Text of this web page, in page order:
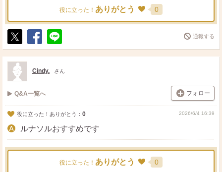
役に立った！ ありがとう 0
ポ
ス
ト
シ
ェ
送
る
通報する
Cindy. さん
Q&A一覧へ フォロー
役に立った！ありがとう： 0 2026/6/4 16:39
ルナソルおすすめです
役に立った！ ありがとう 0